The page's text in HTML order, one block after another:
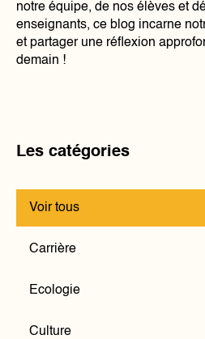
notre équipe, de nos élèves et
enseignants, ce blog incarne
et partager une réflexion
demain !
Les catégories
Voir tous
Carrière
Ecologie
Culture